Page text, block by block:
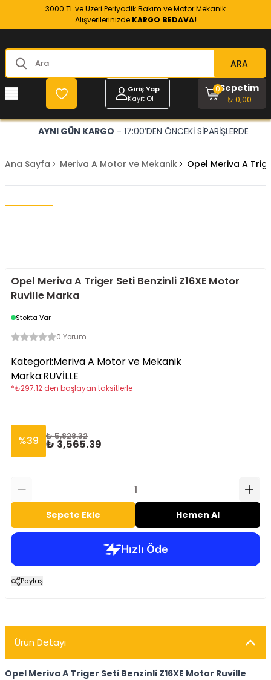
3000 TL ve Üzeri Periyodik Bakım ve Motor Mekanik
Alışverilerinizde KARGO BEDAVA!
ARA
Giriş Yap
Kayıt Ol
Sepetim
₺ 0,00
0
AYNI GÜN KARGO - 17:00’DEN ÖNCEKİ SİPARİŞLERDE
Ana Sayfa Meriva A Motor ve Mekanik Opel Meriva A
Opel Meriva A Triger Seti Benzinli Z16XE Motor
Ruville Marka
Stokta Var
0 Yorum
Kategori:Meriva A Motor ve Mekanik
Marka:RUVİLLE
*₺297.12 den başlayan taksitlerle
%39 ₺ 5,828.32
₺ 3,565.39
Sepete Ekle Hemen Al
Paylaş
Ürün Detayı
Opel Meriva A Triger Seti Benzinli Z16XE Motor Ruville